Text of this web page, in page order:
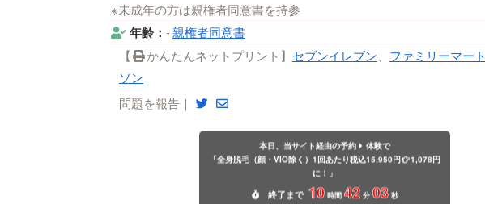
※未成年の方は親権者同意書を持参
年齢： -親権者同意書
【
かんたんネットプリント】 セブンイレブン ファミリーマート
ソン
問題を報告｜
本日、当サイト経由の予約
体験で
「全身脱毛（顔・VIO除く）1回あたり税込15,950円
1,078円
に！」
終了 まで 10 時間 42 分 01 秒